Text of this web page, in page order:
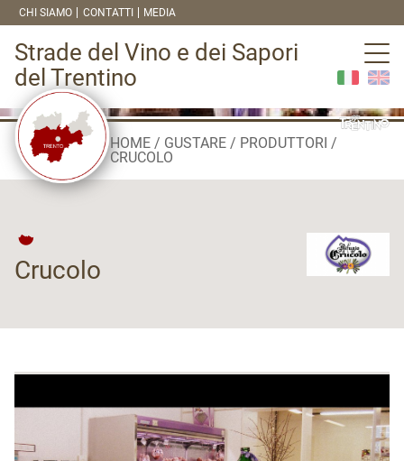
CHI SIAMO CONTATTI MEDIA
Strade del Vino e dei Sapori
del Trentino
HOME GUSTARE
PRODUTTORI
CRUCOLO
Crucolo